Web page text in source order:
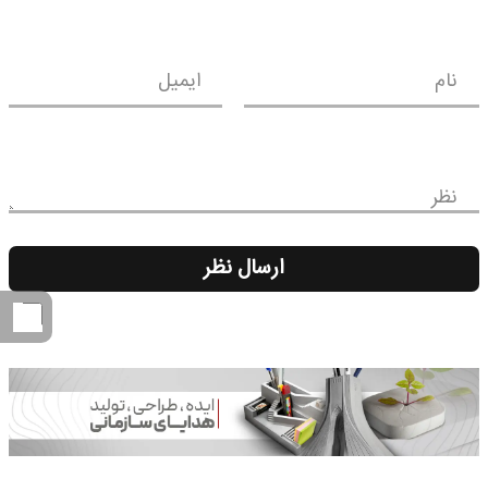
نام ایمیل
نظر
ارسال نظر